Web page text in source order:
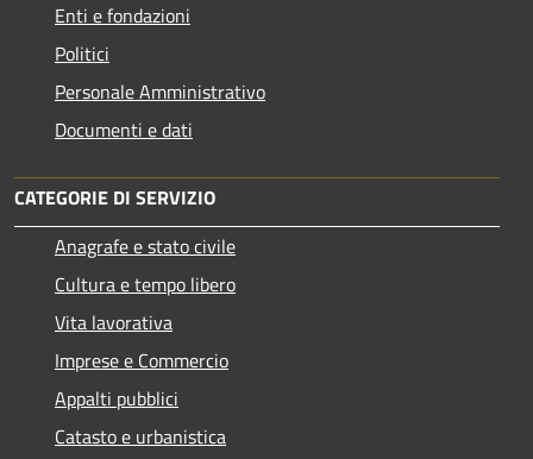
Enti e fondazioni
Politici
Personale Amministrativo
Documenti e dati
CATEGORIE DI SERVIZIO
Anagrafe e stato civile
Cultura e tempo libero
Vita lavorativa
Imprese e Commercio
Appalti pubblici
Catasto e urbanistica